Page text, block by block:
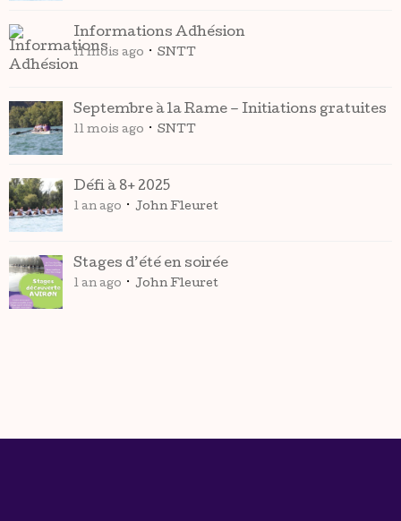
Informations Adhésion
11 mois ago SNTT
Septembre à la Rame – Initiations gratuites
11 mois ago SNTT
Défi à 8+ 2025
1 an ago John Fleuret
Stages d’été en soirée
1 an ago John Fleuret